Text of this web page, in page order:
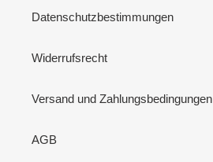
Datenschutzbestimmungen
Widerrufsrecht
Versand und Zahlungsbedingungen
AGB